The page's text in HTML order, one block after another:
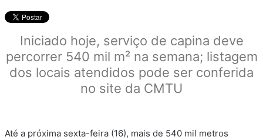
Iniciado hoje, serviço de capina deve
percorrer 540 mil m² na semana; listagem
dos locais atendidos pode ser conferida
no site da CMTU
Até a próxima sexta-feira (16), mais de 540 mil metros